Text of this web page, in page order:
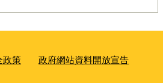
政策 政府網站資料開放宣告